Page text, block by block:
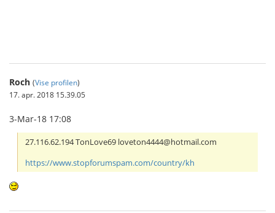
Roch (Vise profilen)
17. apr. 2018 15.39.05
3-Mar-18 17:08
27.116.62.194 TonLove69 loveton4444@hotmail.com
https://www.stopforumspam.com/country/kh